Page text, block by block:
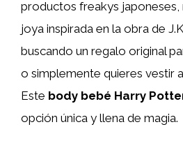
productos freakys
joya inspirada en la obra de
buscando un regalo original
o simplemente quieres vestir
Este body bebé Harry
opción única y llena de magia.